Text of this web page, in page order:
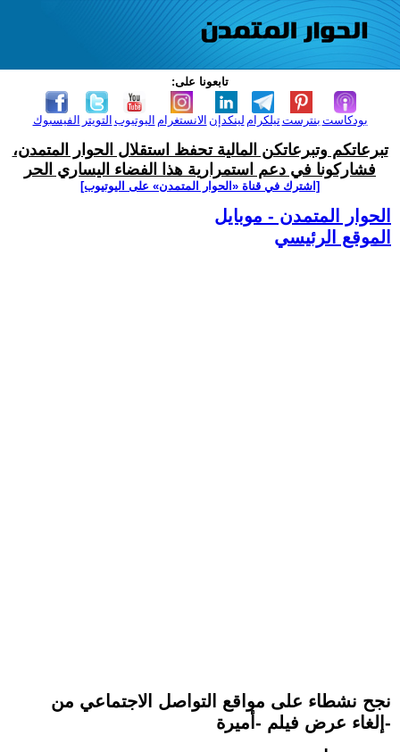
تابعونا على:
الفيسبوك التويتر اليوتيوب الانستغرام لينكدإن تيلكرامبنترست بودكاست
تبرعاتكم وتبرعاتكن المالية تحفظ استقلال الحوار المتمدن،
فشاركونا في دعم استمرارية هذا الفضاء اليساري الحر
[اشترك في قناة ‫«الحوار المتمدن» على اليوتيوب]
الحوار المتمدن - موبايل
الموقع الرئيسي
نجح نشطاء على مواقع التواصل الاجتماعي من
إلغاء عرض فيلم -أميرة-